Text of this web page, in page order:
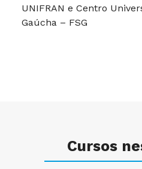
UNIFRAN e Centro
Gaúcha – FSG
Cursos